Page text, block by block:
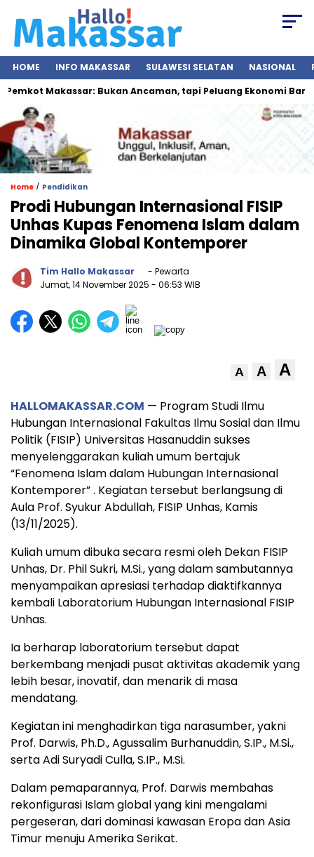
HOME INFO MAKASSAR SULAWESI SELATAN NASIONAL
Makassar: Bukan Ancaman, tapi Peluang Ekonomi Baru
Home / Pendidikan
Prodi Hubungan Internasional FISIP
Unhas Kupas Fenomena Islam dalam
Dinamika Global Kontemporer
Tim Hallo Makassar
- Pewarta
Jumat, 14 November 2025 - 06:53 WIB
A A A
HALLOMAKASSAR.COM — Program Studi Ilmu
Hubungan Internasional Fakultas Ilmu Sosial dan Ilmu
Politik (FISIP) Universitas Hasanuddin sukses
menyelenggarakan kuliah umum bertajuk
“Fenomena Islam dalam Hubungan Internasional
Kontemporer” . Kegiatan tersebut berlangsung di
Aula Prof. Syukur Abdullah, FISIP Unhas, Kamis
(13/11/2025).
Kuliah umum dibuka secara resmi oleh Dekan FISIP
Unhas, Dr. Phil Sukri, M.Si., yang dalam sambutannya
menyampaikan apresiasi terhadap diaktifkannya
kembali Laboratorium Hubungan Internasional FISIP
Unhas.
Ia berharap laboratorium tersebut dapat
berkembang menjadi pusat aktivitas akademik yang
lebih besar, inovatif, dan menarik di masa
mendatang.
Kegiatan ini menghadirkan tiga narasumber, yakni
Prof. Darwis, Ph.D., Agussalim Burhanuddin, S.IP., M.Si.,
serta Adi Suryadi Culla, S.IP., M.Si.
Dalam pemaparannya, Prof. Darwis membahas
rekonfigurasi Islam global yang kini mengalami
pergeseran, dari dominasi kawasan Eropa dan Asia
Timur menuju Amerika Serikat.